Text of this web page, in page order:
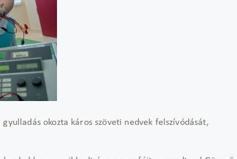
okozta káros szöveti nedvek felszívódását,